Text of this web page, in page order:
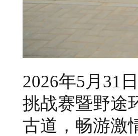
2026年5月31
挑战赛暨野途
古道，畅游激